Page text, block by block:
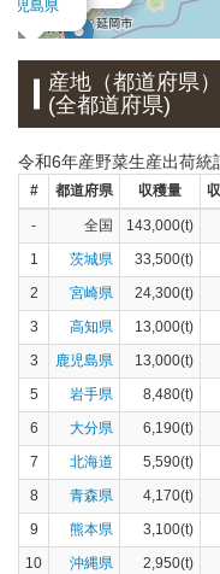
産地（都道府県
(全都道府県)
令和6年産野菜生産出荷統
# 都道府県 収穫量
- 全国 143,000(t)
1
茨城県 33,500(t)
2
宮崎県 24,300(t)
3
高知県 13,000(t)
3
鹿児島県 13,000(t)
5
岩手県 8,480(t)
6
大分県 6,190(t)
7
北海道 5,590(t)
8
青森県 4,170(t)
9
熊本県 3,100(t)
10
沖縄県 2,950(t)